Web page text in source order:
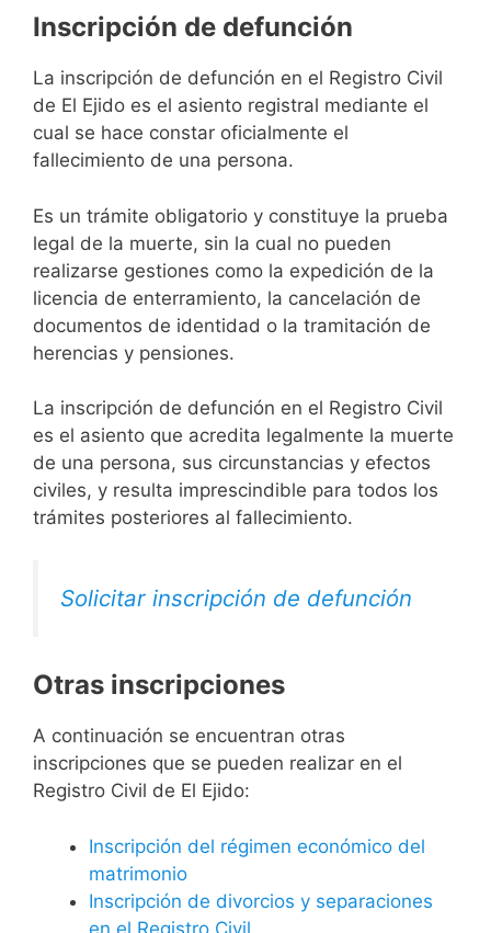
Inscripción de defunción
La inscripción de defunción en el Registro Civil
de El Ejido es el asiento registral mediante el
cual se hace constar oficialmente el
fallecimiento de una persona.
Es un trámite obligatorio y constituye la prueba
legal de la muerte, sin la cual no pueden
realizarse gestiones como la expedición de la
licencia de enterramiento, la cancelación de
documentos de identidad o la tramitación de
herencias y pensiones.
La inscripción de defunción en el Registro Civil
es el asiento que acredita legalmente la muerte
de una persona, sus circunstancias y efectos
civiles, y resulta imprescindible para todos los
trámites posteriores al fallecimiento.
Solicitar inscripción de defunción
Otras inscripciones
A continuación se encuentran otras
inscripciones que se pueden realizar en el
Registro Civil de El Ejido:
Inscripción del régimen económico del
matrimonio
Inscripción de divorcios y separaciones
en el Registro Civil